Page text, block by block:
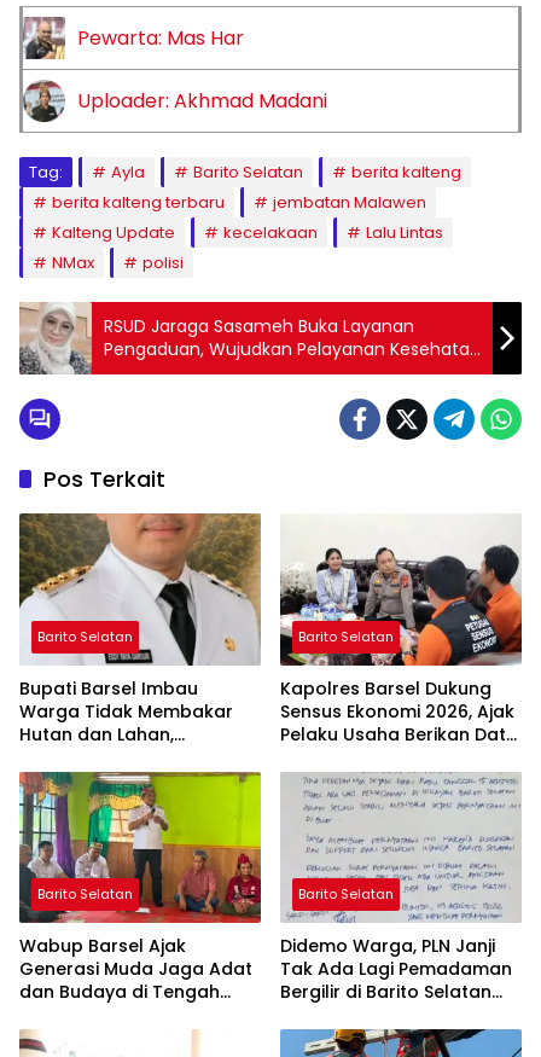
Pewarta: Mas Har
Uploader: Akhmad Madani
Tag: Ayla Barito Selatan
berita kalteng
berita kalteng terbaru
jembatan Malawen
Kalteng Update
kecelakaan
Lalu Lintas
NMax
polisi
RSUD Jaraga Sasameh Buka Layanan
Pengaduan, Wujudkan Pelayanan Kesehatan
Paripurna di Barsel
Pos Terkait
Barito Selatan
Bupati Barsel Imbau
Warga Tidak Membakar
Hutan dan Lahan,
Bebas Kabut Asap
Barito Selatan
Kapolres Barsel Dukung
Sensus Ekonomi 2026, Ajak
Pelaku Usaha Berikan Data
Barito Selatan
Wabup Barsel Ajak
Generasi Muda Jaga Adat
dan Budaya di Tengah
Barito Selatan
Didemo Warga, PLN Janji
Tak Ada Lagi Pemadaman
Bergilir di Barito Selatan